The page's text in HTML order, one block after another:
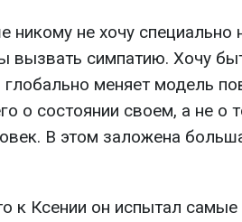
никому не хочу специально
вызвать симпатию. Хочу
меняет модель
о состоянии своем, а не о
В этом заложена
к Ксении он испытал